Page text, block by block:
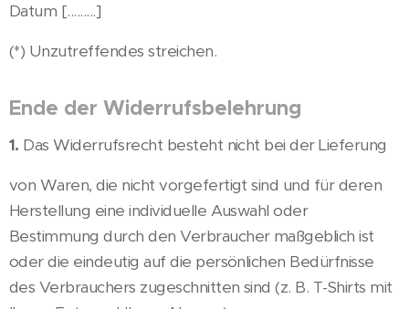
Datum [.........]
(*) Unzutreffendes streichen.
Ende der Widerrufsbelehrung
1. Das Widerrufsrecht besteht nicht bei der Lieferung
von Waren, die nicht vorgefertigt sind und für deren
Herstellung eine individuelle Auswahl oder
Bestimmung durch den Verbraucher maßgeblich ist
oder die eindeutig auf die persönlichen Bedürfnisse
des Verbrauchers zugeschnitten sind (z. B. T-Shirts mit